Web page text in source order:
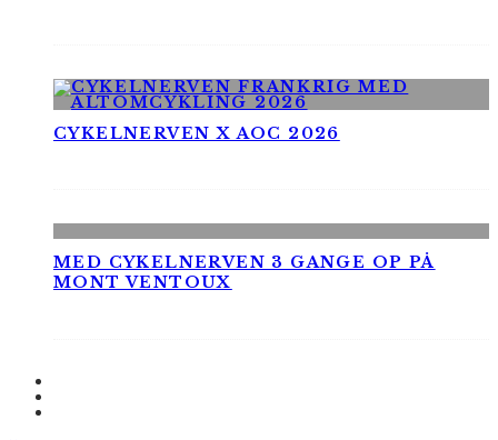
CYKELNERVEN X AOC 2026
MED CYKELNERVEN 3 GANGE OP PÅ
MONT VENTOUX